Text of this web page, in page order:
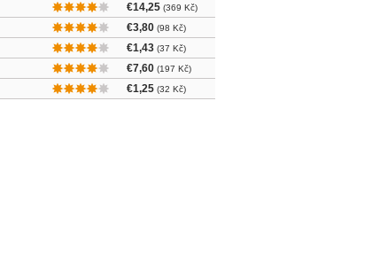
€14,25 (369 Kč)
€3,80 (98 Kč)
€1,43 (37 Kč)
€7,60 (197 Kč)
€1,25 (32 Kč)